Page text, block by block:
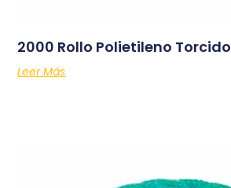
2000 Rollo Polietileno Torcido
Leer Más